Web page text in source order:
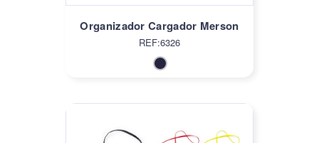
Organizador Cargador Merson
REF:6326